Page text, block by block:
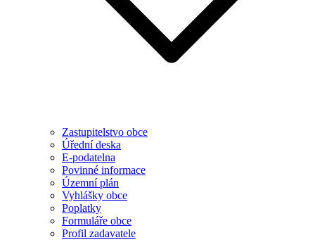
Zastupitelstvo obce
Úřední deska
E-podatelna
Povinné informace
Územní plán
Vyhlášky obce
Poplatky
Formuláře obce
Profil zadavatele